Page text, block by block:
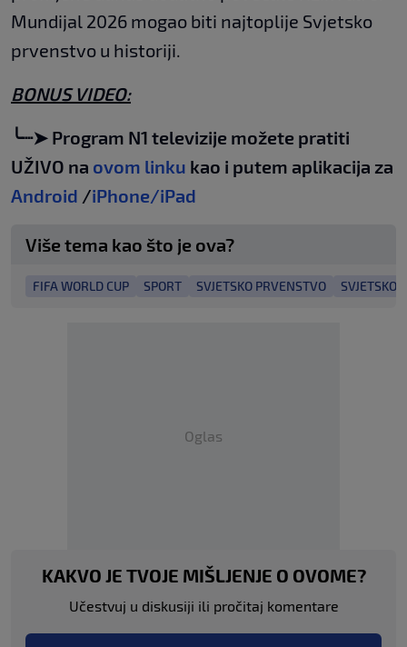
Mundijal 2026 mogao biti najtoplije Svjetsko
prvenstvo u historiji.
BONUS VIDEO:
╰┈➤ Program N1 televizije možete pratiti
UŽIVO na ovom linku kao i putem aplikacija za
Android /iPhone/iPad
Više tema kao što je ova?
FIFA WORLD CUP SPORT SVJETSKO PRVENSTVO SVJETSKO
Oglas
KAKVO JE TVOJE MIŠLJENJE O OVOME?
Učestvuj u diskusiji ili pročitaj komentare